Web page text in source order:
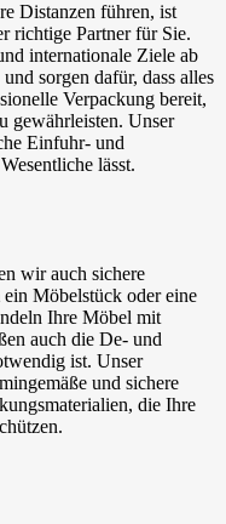
Distanzen führen, ist
richtige Partner für Sie.
internationale Ziele ab
sorgen dafür, dass alles
Verpackung bereit,
gewährleisten. Unser
Einfuhr- und
lässt.
wir auch sichere
Möbelstück oder eine
Ihre Möbel mit
auch die De- und
ist. Unser
und sichere
die Ihre